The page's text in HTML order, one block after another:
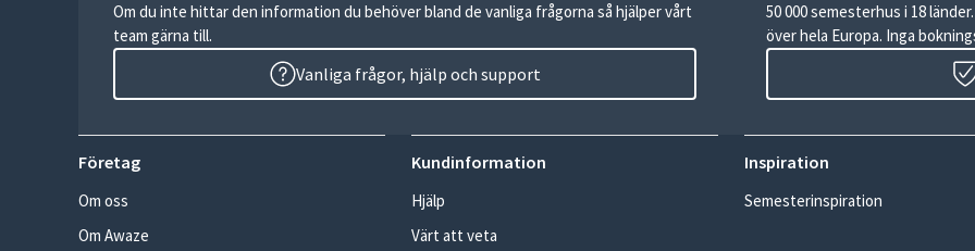
Om du inte hittar den information du behöver bland de vanliga frågorna så hjälper vårt
team gärna till.
Vanliga frågor, hjälp och support
50 000 semesterhus i 18
över hela Europa. Inga
Företag
Om oss
Om Awaze
Kundinformation
Hjälp
Värt att veta
Inspiration
Semesterinspiration